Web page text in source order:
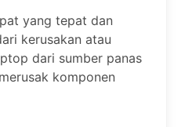
yang tepat dan
kerusakan atau
dari sumber panas
komponen